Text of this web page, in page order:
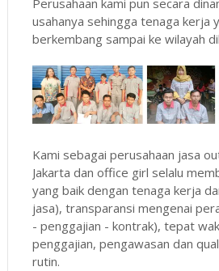
usahanya sehingga tenaga kerja
berkembang sampai ke wilayah
Kami sebagai perusahaan jasa
Jakarta dan office girl selalu
yang baik dengan tenaga kerja
jasa), transparansi mengenai
- penggajian - kontrak), tepat
penggajian, pengawasan dan
rutin.